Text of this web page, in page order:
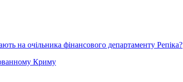
на очільника фінансового департаменту Репіка?
Криму